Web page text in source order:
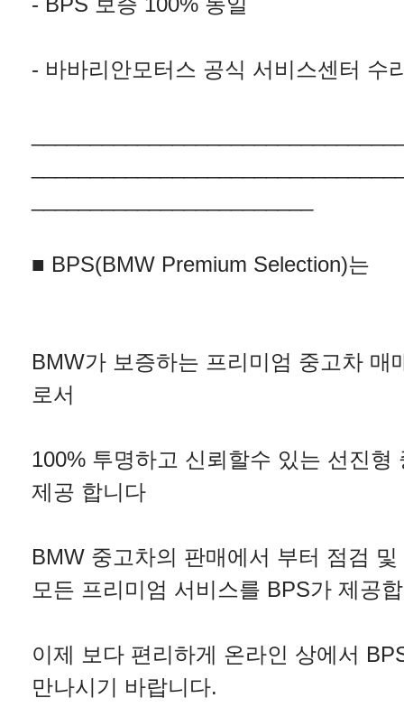
- 바바리안모터스 공식 서비스센터 수
■ BPS(BMW Premium Selection)는
BMW가 보증하는 프리미엄 중고차 매
로서
100% 투명하고 신뢰할수 있는 선진형
제공 합니다
BMW 중고차의 판매에서 부터 점검
모든 프리미엄 서비스를 BPS가 제공
이제 보다 편리하게 온라인 상에서
만나시기 바랍니다.